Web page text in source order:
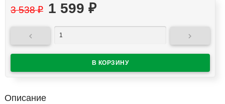
3 538₽ 1 599 ₽
 
Описание